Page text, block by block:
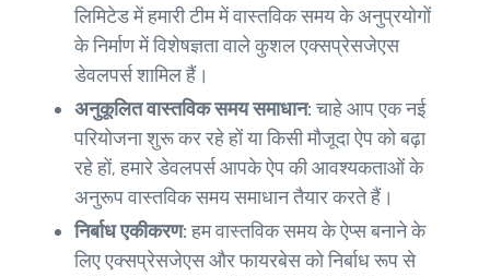
लिमिटेड में हमारी टीम में वास्तविक समय के अनुप्रयोगों
के निर्माण में विशेषज्ञता वाले कुशल एक्सप्रेसजेएस
डेवलपर्स शामिल हैं।
अनुकूलित वास्तविक समय समाधान:चाहे आप एक नई
परियोजना शुरू कर रहे हों या किसी मौजूदा ऐप को बढ़ा
रहे हों, हमारे डेवलपर्स आपके ऐप की आवश्यकताओं के
अनुरूप वास्तविक समय समाधान तैयार करते हैं।
निर्बाध एकीकरण:हम वास्तविक समय के ऐप्स बनाने के
लिए एक्सप्रेसजेएस और फायरबेस को निर्बाध रूप से